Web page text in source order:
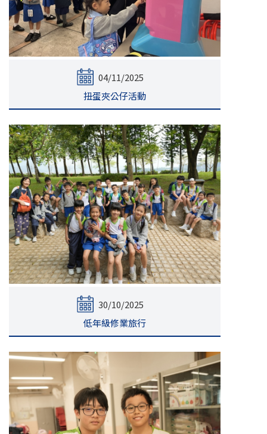
04/11/2025
扭蛋夾公仔活動
30/10/2025
低年級修業旅行